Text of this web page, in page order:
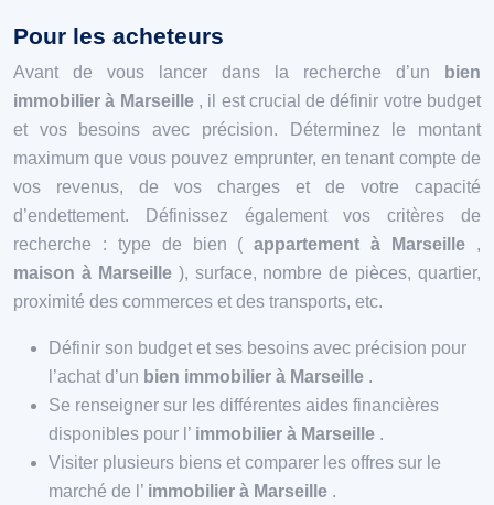
Pour les acheteurs
Avant de vous lancer dans la recherche d’un
bien
immobilier à Marseille , il est crucial de définir votre budget
et vos besoins avec précision. Déterminez le montant
maximum que vous pouvez emprunter, en tenant compte de
vos revenus, de vos charges et de votre capacité
d’endettement. Définissez également vos critères de
recherche : type de bien (appartement à Marseille ,
maison à Marseille ), surface, nombre de pièces, quartier,
proximité des commerces et des transports, etc.
Définir son budget et ses besoins avec précision pour
l’achat d’un bien immobilier à Marseille .
Se renseigner sur les différentes aides financières
disponibles pour l’ immobilier à Marseille .
Visiter plusieurs biens et comparer les offres sur le
marché de l’ immobilier à Marseille .